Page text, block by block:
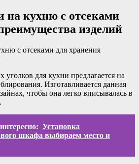
на кухню с отсеками
изделий
для кухни предлагается на
Изготавливается данная
чтобы она легко вписывалась в
Установка
шкафа выбираем место и